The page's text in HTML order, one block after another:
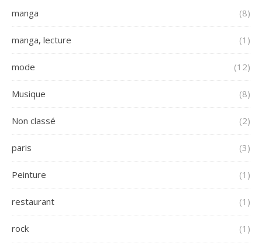
manga (8)
manga, lecture (1)
mode (12)
Musique (8)
Non classé (2)
paris (3)
Peinture (1)
restaurant (1)
rock (1)